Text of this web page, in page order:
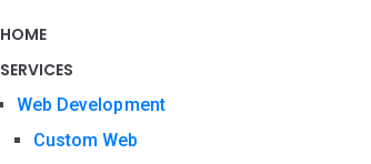
HOME
SERVICES
Web Development
Custom Web